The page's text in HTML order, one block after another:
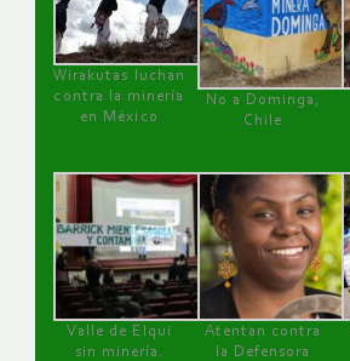
Wirakutas luchan
contra la minería
en México
No a Dominga,
Chile
Valle de Elqui
sin minería.
Atentan contra
la Defensora